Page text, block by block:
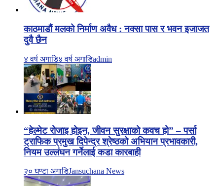
काठमाडौं मलको निर्माण अवैध : नक्सा पास र भवन इजाजत
दुवै छैन
४ वर्ष अगाडि४ वर्ष अगाडिadmin
“हेल्मेट रोजाइ होइन, जीवन सुरक्षाको कवच हो” – पर्सा
ट्राफिक प्रमुख दिपेन्द्र श्रेष्ठको अभियान प्रभावकारी,
नियम उल्लंघन गर्नेलाई कडा कारबाही
२० घण्टा अगाडिJansuchana News